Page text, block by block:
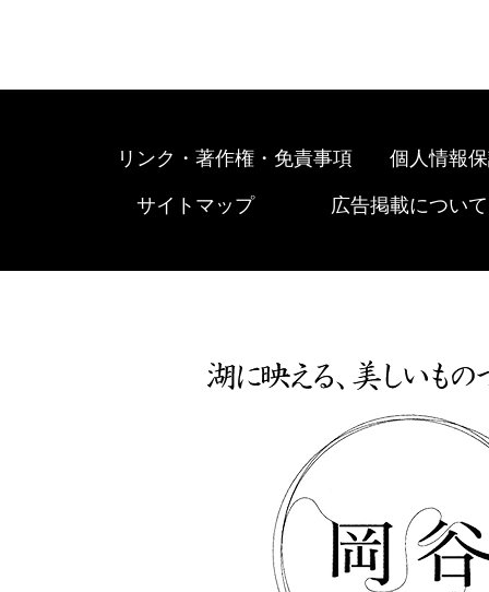
リンク・著作権・免責事項 個人情報
サイトマップ 広告掲載について